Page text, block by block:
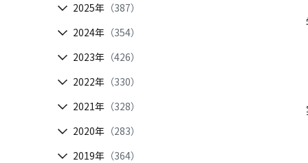
2025年 （387）
2024年 （354）
2023年 （426）
2022年 （330）
2021年 （328）
2020年 （283）
2019年 （364）